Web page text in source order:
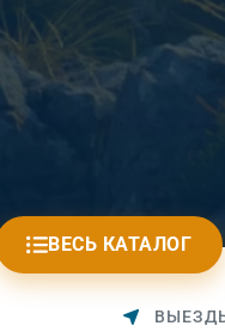
ВЕСЬ КАТАЛОГ